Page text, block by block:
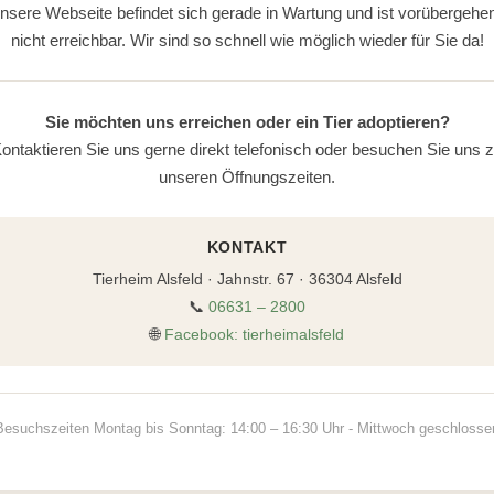
Webseite befindet sich gerade in Wartung und ist
nicht erreichbar. Wir sind so schnell wie möglich wieder für Sie da!
Sie möchten uns erreichen oder ein Tier adoptieren?
Sie uns gerne direkt telefonisch oder besuchen Sie uns
unseren Öffnungszeiten.
KONTAKT
Tierheim Alsfeld · Jahnstr. 67 · 36304 Alsfeld
📞 06631 – 2800
🌐 Facebook: tierheimalsfeld
Montag bis Sonntag: 14:00 – 16:30 Uhr - Mittwoch